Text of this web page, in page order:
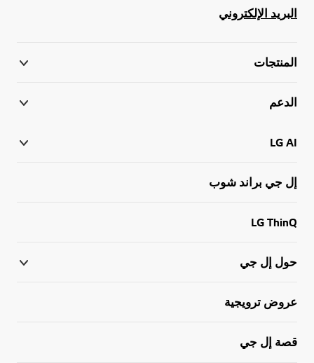
البريد الإلكتروني
المنتجات
الدعم
LG AI
إل جي براند شوب
LG ThinQ
حول إل جي
عروض ترويجية
قصة إل جي